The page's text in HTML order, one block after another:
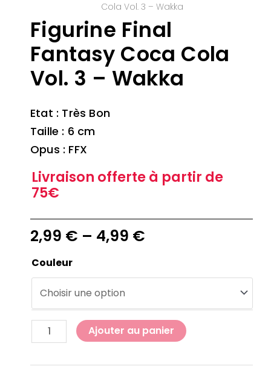
Cola Vol. 3 – Wakka
Figurine Final
Fantasy Coca Cola
Vol. 3 – Wakka
Etat : Très Bon
Taille : 6 cm
Opus : FFX
Livraison offerte à partir de
75€
2,99 € – 4,99 €
Couleur
Ajouter au panier